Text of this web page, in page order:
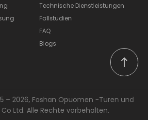
Herstellung
Technische Dienstleistungen
Fallstudien
FAQ
– 2026, Foshan Opuomen -Türen und